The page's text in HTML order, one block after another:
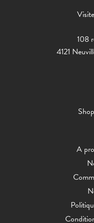
108
4121
A